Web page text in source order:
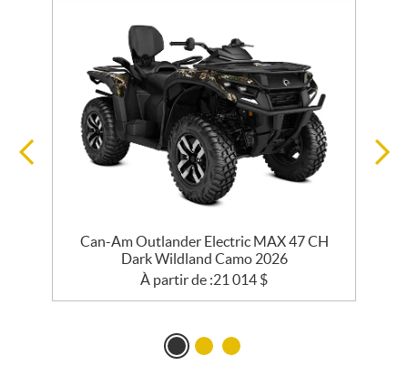
Can-Am Outlander Electric MAX 47 CH
Dark Wildland Camo 2026
À partir de :21 014 $